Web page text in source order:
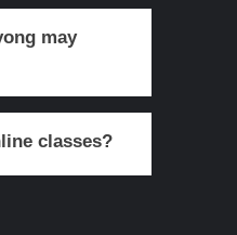
may
classes?